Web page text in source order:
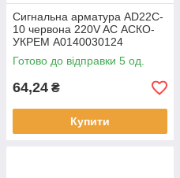
Сигнальна арматура AD22C-
10 червона 220V AC АСКО-
УКРЕМ A0140030124
Готово до відправки 5 од.
64,24 ₴
Купити